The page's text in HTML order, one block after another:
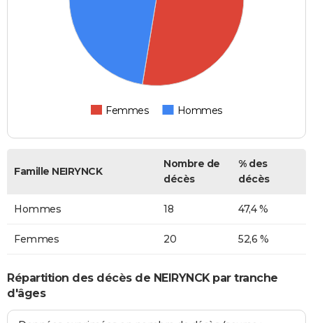
Femmes Hommes
Famille NEIRYNCK
Nombre de
décès
% des
décès
Hommes 18 47,4 %
Femmes 20 52,6 %
Répartition des décès de NEIRYNCK par tranche
d'âges